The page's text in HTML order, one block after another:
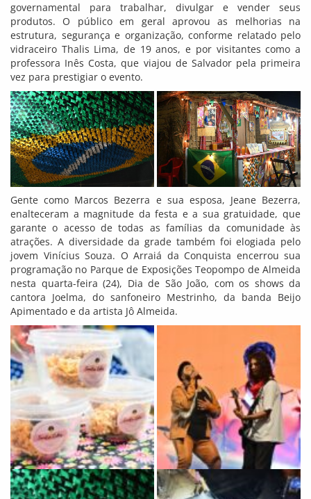
governamental para trabalhar, divulgar e vender seus
produtos. O público em geral aprovou as melhorias na
estrutura, segurança e organização, conforme relatado pelo
vidraceiro Thalis Lima, de 19 anos, e por visitantes como a
professora Inês Costa, que viajou de Salvador pela primeira
vez para prestigiar o evento.
Gente como Marcos Bezerra e sua esposa, Jeane Bezerra,
enalteceram a magnitude da festa e a sua gratuidade, que
garante o acesso de todas as famílias da comunidade às
atrações. A diversidade da grade também foi elogiada pelo
jovem Vinícius Souza. O Arraiá da Conquista encerrou sua
programação no Parque de Exposições Teopompo de Almeida
nesta quarta-feira (24), Dia de São João, com os shows da
cantora Joelma, do sanfoneiro Mestrinho, da banda Beijo
Apimentado e da artista Jô Almeida.